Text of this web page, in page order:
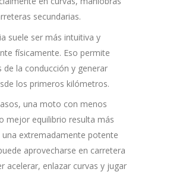
secundarias.
suele ser más intuitiva y
físicamente. Eso permite
de la conducción y generar
los primeros kilómetros.
una moto con menos
mejor equilibrio resulta más
una extremadamente potente
aprovecharse en carretera
acelerar, enlazar curvas y jugar